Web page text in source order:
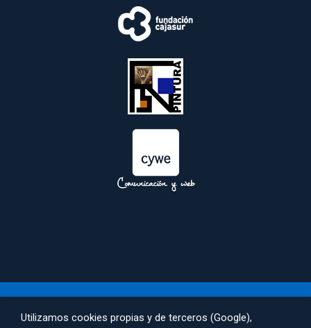
Utilizamos cookies propias y de terceros (Google),